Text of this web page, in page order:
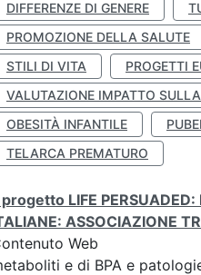
DIFFERENZE DI GENERE
PROMOZIONE DELLA SALUTE
STILI DI VITA
PROGETTI
VALUTAZIONE IMPATTO
OBESITÀ INFANTILE
TELARCA PREMATURO
progetto LIFE PERSUADED:
ASSOCIAZIONE
Web
e di BPA e